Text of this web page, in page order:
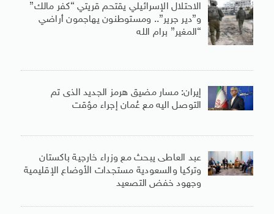
الاحتلال الإسرائيلي يقتحم قريتي “كفر مالك”
و”دير جرير”.. ومستوطنون يهاجمون أراضي
“المغير” برام الله
إيران: مسار مضيق هرمز الجديد الذى تم
التوصل اليه مع عُمان إجراء مؤقت
عبد العاطى يبحث مع وزراء خارجية باكستان
وتركيا والسعودية مستجدات الأوضاع الإقليمية
وجهود خفض التصعيد